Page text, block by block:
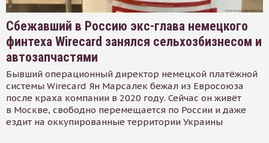
Сбежавший в Россию экс-глава немецкого
финтеха Wirecard занялся сельхозбизнесом и
автозапчастями
Бывший операционный директор немецкой платёжной
системы Wirecard Ян Марсалек бежал из Евросоюза
после краха компании в 2020 году. Сейчас он живёт
в Москве, свободно перемещается по России и даже
ездит на оккупированные территории Украины